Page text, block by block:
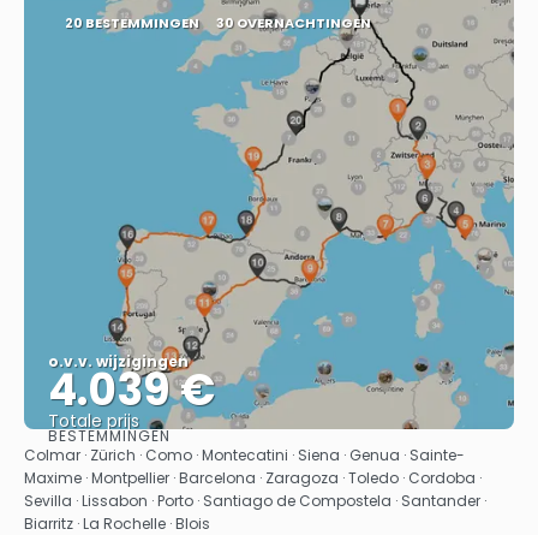
20 BESTEMMINGEN 30 OVERNACHTINGEN
o.v.v. wijzigingen
4.039 €
Totale prijs
Bekijk
BESTEMMINGEN
Colmar · Zürich · Como · Montecatini · Siena · Genua · Sainte-
Maxime · Montpellier · Barcelona · Zaragoza · Toledo · Cordoba ·
Sevilla · Lissabon · Porto · Santiago de Compostela · Santander ·
Biarritz · La Rochelle · Blois